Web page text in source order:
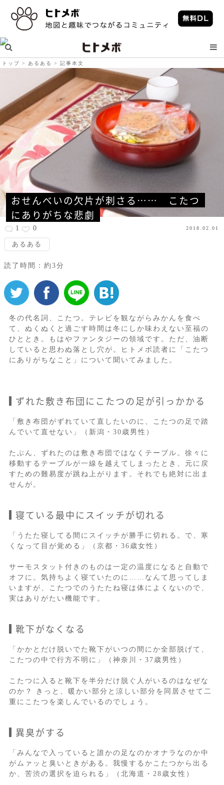
トップ あるある 記事本文
おせんべいの欠片が刺さる……　こたつ
にありがちな悲劇
1 0 2018.02.01
あるある
読了時間：約3分
冬の代名詞、こたつ。テレビを観ながらみかんを食べ
て、ぬくぬくと過ごす時間は冬にしか味わえない至福の
ひととき。もはやファンタジーの領域です。ただ、油断
していると思わぬ落とし穴が。ヒトメボ読者に「こたつ
にありがちなこと」について聞いてみました。
ずれた敷き布団にこたつの足が引っかかる
「敷き布団がずれていて直したいのに、こたつの足で踏
んでいて直せない」（新潟・30歳男性）
たぶん、ずれたのは敷き布団ではなくテーブル。徐々に
移動するテーブルが一線を越えてしまったとき、元に戻
すための難易度が跳ね上がります。それでも絶対に出ま
せんが。
寝ている最中にスイッチが切れる
「うたた寝してる間にスイッチが勝手に切れる。で、寒
くなって目が覚める」（京都・36歳女性）
サーモスタット付きのものは一定の温度になると自動で
オフに。気持ちよく寝ていたのに……なんて思ってしま
いますが、こたつでのうたたね寝は体によくないので、
実はありがたい機能です。
靴下がなくなる
「かかとだけ脱いでた靴下がいつの間にか全部脱げて、
こたつの中で行方不明に」（神奈川・37歳男性）
こたつに入ると靴下を半分だけ脱ぐ人がいるのはなぜな
のか？ きっと、暖かい部分と涼しい部分を同居させて二
重にこたつを楽しんでいるのでしょう。
異臭がする
「みんなで入っていると誰かの足なのかオナラなのか中
がムァッと臭いときがある。我慢するかこたつから出る
か、苦渋の選択を迫られる」（北海道・28歳女性）